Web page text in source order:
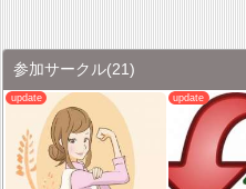
参加サークル(21)